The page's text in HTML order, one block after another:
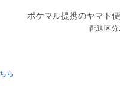
ポケマル提携のヤマト便
配送区分:
ら